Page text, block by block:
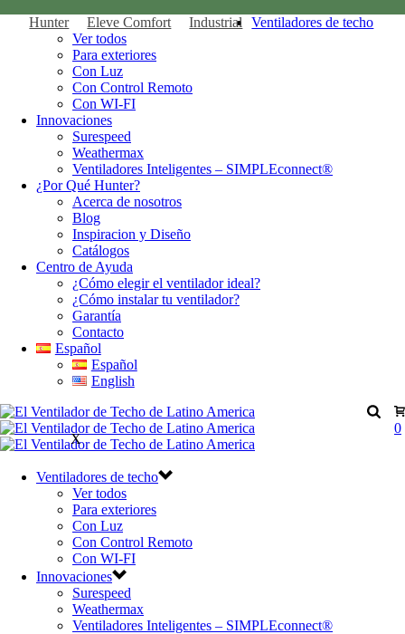
Hunter Eleve Comfort Industrial
Ventiladores de techo
Ver todos
Para exteriores
Con Luz
Con Control Remoto
Con WI-FI
Innovaciones
Surespeed
Weathermax
Ventiladores Inteligentes – SIMPLEconnect®
¿Por Qué Hunter?
Acerca de nosotros
Blog
Inspiracion y Diseño
Catálogos
Centro de Ayuda
¿Cómo elegir el ventilador ideal?
¿Cómo instalar tu ventilador?
Garantía
Contacto
Español
Español
English
0
X
Ventiladores de techo
Ver todos
Para exteriores
Con Luz
Con Control Remoto
Con WI-FI
Innovaciones
Surespeed
Weathermax
Ventiladores Inteligentes – SIMPLEconnect®